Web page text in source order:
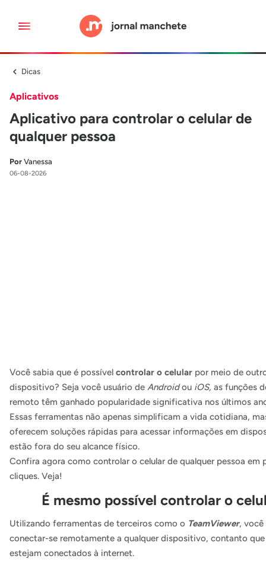
Dicas
Aplicativos
Aplicativo para controlar o celular de
qualquer pessoa
Por Vanessa
06-08-2026
Você sabia que é possível controlar o celular por meio de
dispositivo? Seja você usuário de Androidou iOS, as funções
remoto têm ganhado popularidade significativa nos últimos
Essas ferramentas não apenas simplificam a vida cotidiana,
oferecem soluções rápidas para acessar informações em
estão fora do seu alcance físico.
Confira agora como controlar o celular de qualquer pessoa em
cliques. Veja!
É mesmo possível controlar o
Utilizando ferramentas de terceiros como o TeamViewer, você
conectar-se remotamente a qualquer dispositivo, contanto
estejam conectados à internet.